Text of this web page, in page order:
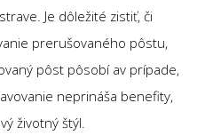
Je dôležité zistiť, či
prerušovaného pôstu,
pôst pôsobí av prípade,
neprináša benefity,
životný štýl.